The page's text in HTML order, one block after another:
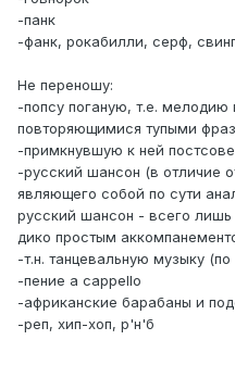
-панк
-фанк, рокабилли, серф,
Не переношу:
-попсу поганую, т.е. мелодию
повторяющимися тупыми
-примкнувшую к ней
-русский шансон (в отличие
являющего собой по сути
русский шансон - всего
дико простым
-т.н. танцевальную музыку
-пение a cappello
-африканские барабаны и
-реп, хип-хоп, р'н'б